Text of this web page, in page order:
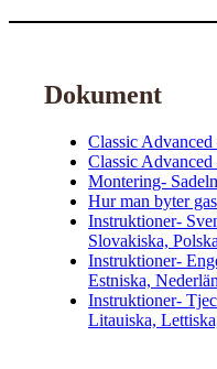
Dokument
Classic Advanced
Classic Advanced
Montering-
Hur man byter
Instruktioner-
Slovakiska,
Instruktioner-
Estniska,
Instruktioner-
Litauiska,